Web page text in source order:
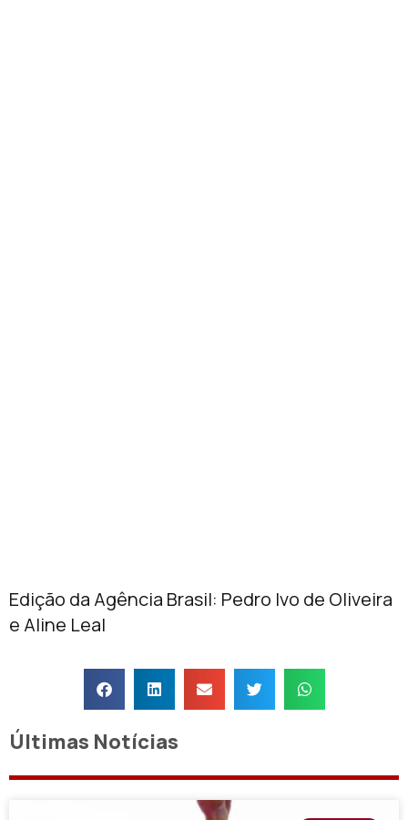
Edição da Agência Brasil: Pedro Ivo de Oliveira
e Aline Leal
Últimas Notícias